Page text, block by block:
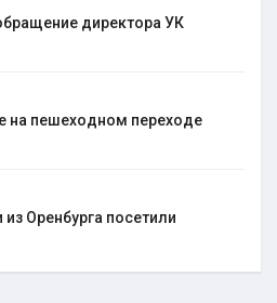
директора УК
на пешеходном переходе
Оренбурга посетили